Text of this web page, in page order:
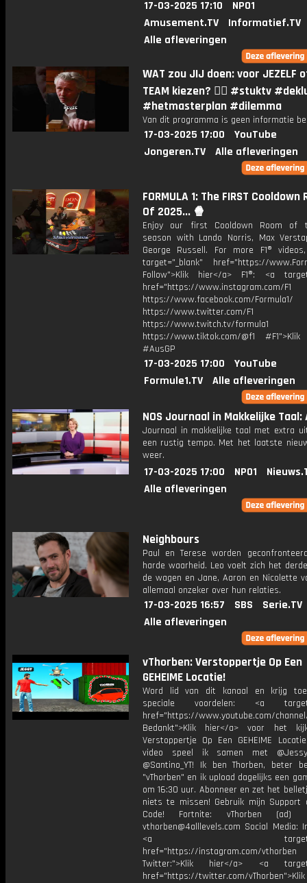
17-03-2025 17:10
NPO1
Amusement.TV
Informatief.TV
Alle afleveringen
WAT zou JIJ doen: voor JEZELF
TEAM kiezen? 🤷‍♂️ #stuktv
#hetmasterplan #dilemma
Van dit programma is geen informatie
17-03-2025 17:00
YouTube
Jongeren.TV
Alle afleveringen
FORMULA 1: The FIRST Cooldown
Of 2025... 🍿
Enjoy our first Cooldown Room of
season with Lando Norris, Max
George Russell. For more F1®
target="_blank" href="https://
Follow">Klik hier</a> F1®: <a
href="https://www.instagram.com/F1
https://www.facebook.com/Formula1/
https://www.twitter.com/F1
https://www.twitch.tv/formula1
https://www.tiktok.com/@f1
#AusGP
17-03-2025 17:00
YouTube
Formule1.TV
Alle afleveringen
NOS Journaal in Makkelijke
Journaal in makkelijke taal met extra
een rustig tempo. Met het laatste
weer.
17-03-2025 17:00 NPO1
Alle afleveringen
Neighbours
Paul en Terese worden
harde waarheid. Leo voelt zich het
de wagen en Jane, Aaron en Nicolette
allemaal onzeker over hun relaties.
17-03-2025 16:57 SBS
Serie.TV
Alle afleveringen
vThorben: Verstoppertje Op Een
GEHEIME Locatie!
Word lid van dit kanaal en krijg
speciale voordelen: <a
href="https://www.youtube.com/channel/
Bedankt">Klik hier</a> voor het
Verstoppertje Op Een GEHEIME
video speel ik samen met
@Santino_YT! Ik ben Thorben, beter
"vThorben" en ik upload dagelijks een
om 16:30 uur. Abonneer en zet het
niets te missen! Gebruik mijn Support
Code! Fortnite: vThorben (ad)
vthorben@4alllevels.com Social Media:
<a
href="https://instagram.com/vthorben
Twitter:">Klik hier</a> <a
href="https://twitter.com/